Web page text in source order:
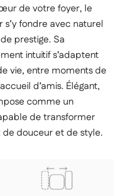
de votre foyer, le
fondre avec naturel
prestige. Sa
intuitif s’adaptent
vie, entre moments de
d’amis. Élégant,
comme un
de transformer
douceur et de style.